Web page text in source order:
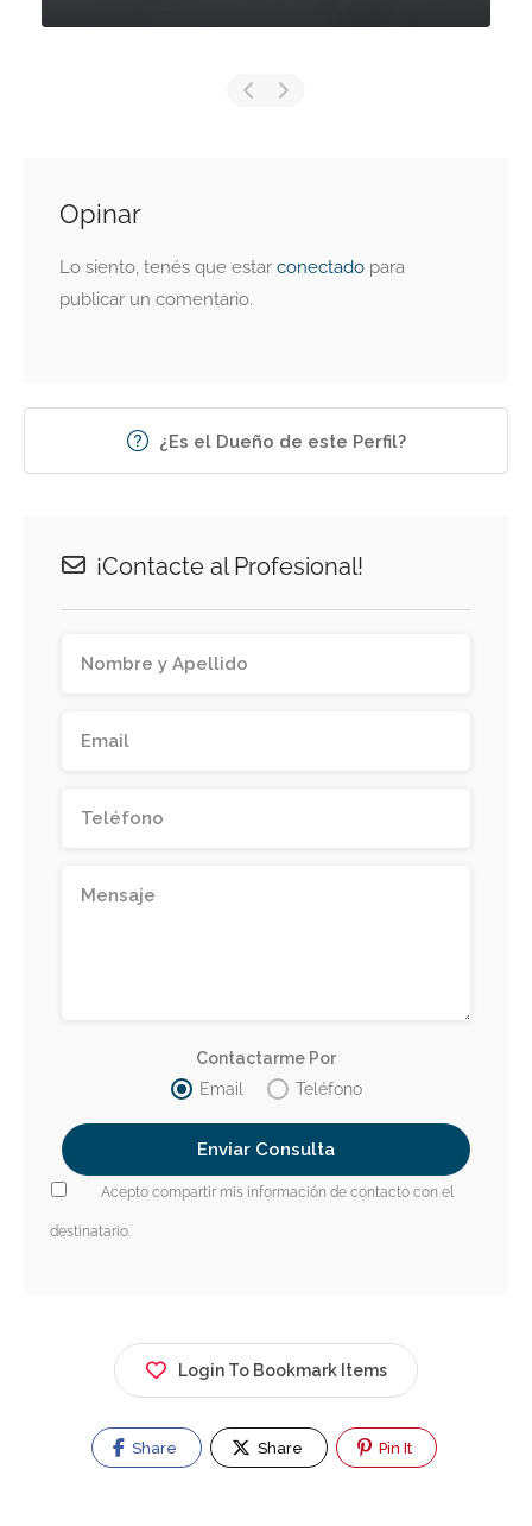
Opinar
Lo siento, tenés que estar conectado para
publicar un comentario.
¿Es el Dueño de este Perfil?
¡Contacte al Profesional!
Contactarme Por
Email
Teléfono
Acepto compartir mis información de contacto con el
destinatario.
Login To Bookmark Items
Share Share Pin It